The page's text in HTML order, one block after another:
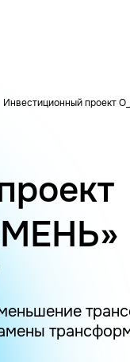
Инвестиционный проект